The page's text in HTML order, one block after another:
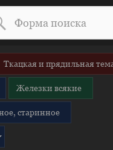
Ткацкая и прядильная
Железки всякие
старинное